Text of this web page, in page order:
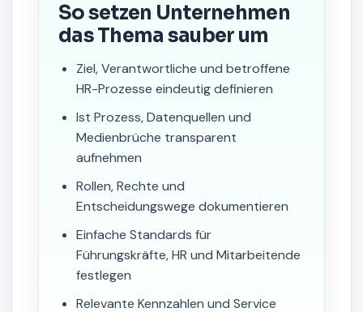
So setzen Unternehmen
das Thema sauber um
Ziel, Verantwortliche und betroffene
HR-Prozesse eindeutig definieren
Ist Prozess, Datenquellen und
Medienbrüche transparent
aufnehmen
Rollen, Rechte und
Entscheidungswege dokumentieren
Einfache Standards für
Führungskräfte, HR und Mitarbeitende
festlegen
Relevante Kennzahlen und Service